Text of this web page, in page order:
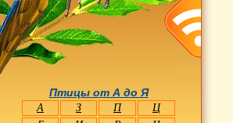
Птицы от А до Я
А З П
Ц